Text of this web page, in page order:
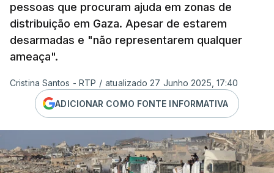
pessoas que procuram ajuda em zonas de
distribuição em Gaza. Apesar de estarem
desarmadas e "não representarem qualquer
ameaça".
Cristina Santos - RTP / atualizado 27 Junho 2025, 17:40
ADICIONAR COMO FONTE INFORMATIVA